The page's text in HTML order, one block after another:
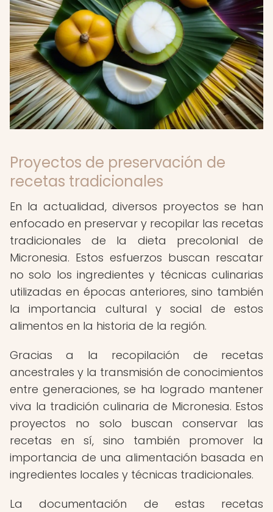
Proyectos de preservación de
recetas tradicionales
En la actualidad, diversos proyectos se han
enfocado en preservar y recopilar las recetas
tradicionales de la dieta precolonial de
Micronesia. Estos esfuerzos buscan rescatar
no solo los ingredientes y técnicas culinarias
utilizadas en épocas anteriores, sino también
la importancia cultural y social de estos
alimentos en la historia de la región.
Gracias a la recopilación de recetas
ancestrales y la transmisión de conocimientos
entre generaciones, se ha logrado mantener
viva la tradición culinaria de Micronesia. Estos
proyectos no solo buscan conservar las
recetas en sí, sino también promover la
importancia de una alimentación basada en
ingredientes locales y técnicas tradicionales.
La documentación de estas recetas